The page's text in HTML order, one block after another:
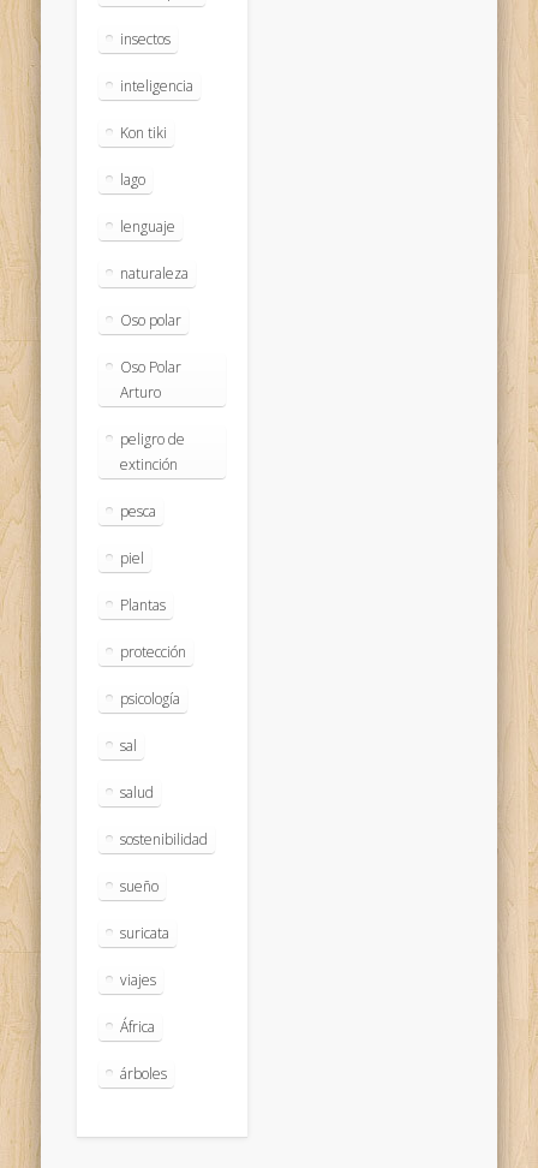
insectos
inteligencia
Kon tiki
lago
lenguaje
naturaleza
Oso polar
Oso Polar
Arturo
peligro de
extinción
pesca
piel
Plantas
protección
psicología
sal
salud
sostenibilidad
sueño
suricata
viajes
África
árboles